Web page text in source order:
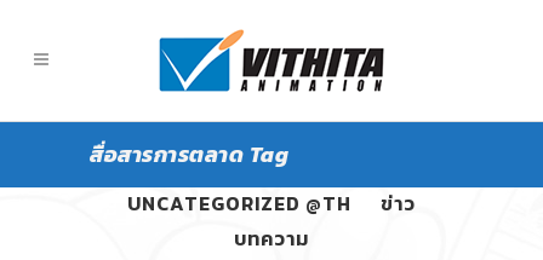
สื่อสารการตลาด Tag
ALL
PANGPOND
UNCATEGORIZED @TH
ข่าว
บทความ